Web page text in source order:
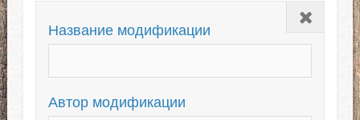
Закрыть
Название модификации
Автор модификации